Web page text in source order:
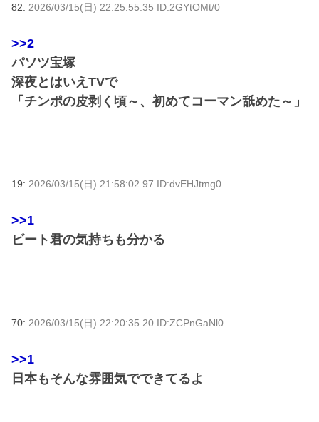
82: 2026/03/15(日) 22:25:55.35 ID:2GYtOMt/0
>>2
パソツ宝塚
深夜とはいえTVで
「チンポの皮剥く頃～、初めてコーマン舐めた～」
19: 2026/03/15(日) 21:58:02.97 ID:dvEHJtmg0
>>1
ビート君の気持ちも分かる
70: 2026/03/15(日) 22:20:35.20 ID:ZCPnGaNl0
>>1
日本もそんな雰囲気でできてるよ